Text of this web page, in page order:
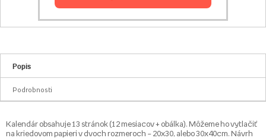
Popis
Podrobnosti
Kalendár obsahuje 13 stránok (12 mesiacov + obálka). Môžeme ho vytlačiť
na kriedovom papieri v dvoch rozmeroch – 20x30, alebo 30x40cm. Návrh